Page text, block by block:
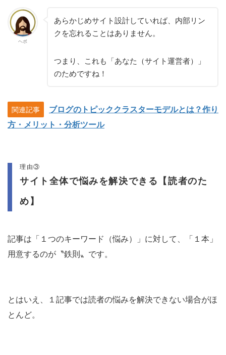
ヘボ
あらかじめサイト設計していれば、内部リン
クを忘れることはありません。
つまり、これも「あなた（サイト運営者）」
のためですね！
関連記事
ブログのトピッククラスターモデルとは？作り
方・メリット・分析ツール
理由③
サイト全体で悩みを解決できる【読者のた
め】
記事は「１つのキーワード（悩み）」に対して、「１本」
用意するのが〝鉄則〟です。
とはいえ、１記事では読者の悩みを解決できない場合がほ
とんど。